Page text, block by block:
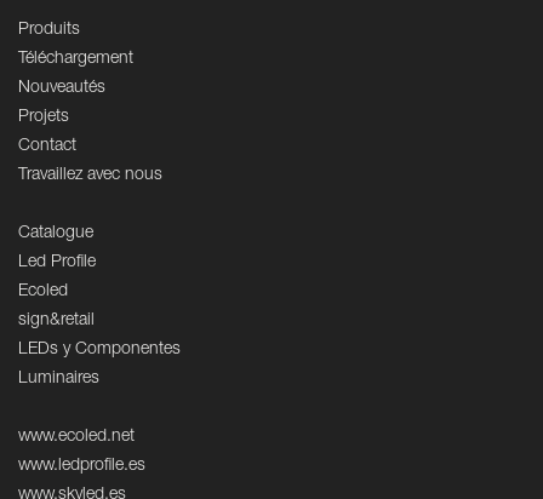
Produits
Téléchargement
Nouveautés
Projets
Contact
Travaillez avec nous
Catalogue
Led Profile
Ecoled
sign&retail
LEDs y Componentes
Luminaires
www.ecoled.net
www.ledprofile.es